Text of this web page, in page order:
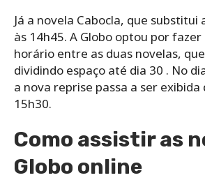
Já a novela Cabocla, que
às 14h45. A Globo optou por
horário entre as duas novelas,
dividindo espaço até dia 30 . No
a nova reprise passa a ser
15h30.
Como assistir as
Globo online